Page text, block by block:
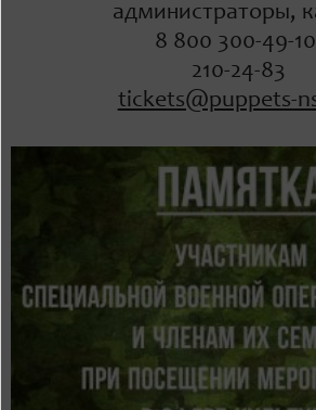
администраторы,
8 800 300-49-
210-24-83
tickets@puppets-